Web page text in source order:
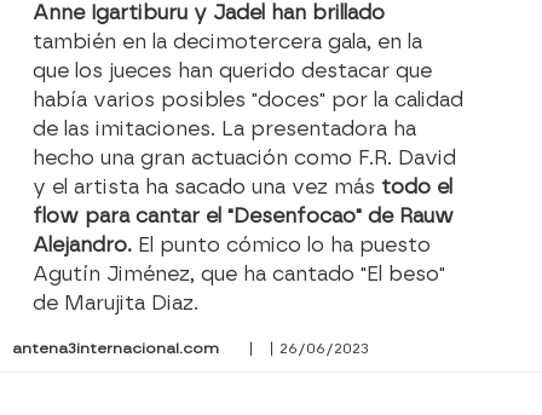
Anne Igartiburu y Jadel han brillado
también en la decimotercera gala, en la
que los jueces han querido destacar que
había varios posibles "doces" por la calidad
de las imitaciones. La presentadora ha
hecho una gran actuación como F.R. David
y el artista ha sacado una vez más todo el
flow para cantar el "Desenfocao" de Rauw
Alejandro. El punto cómico lo ha puesto
Agutín Jiménez, que ha cantado "El beso"
de Marujita Diaz.
antena3internacional.com | | 26/06/2023